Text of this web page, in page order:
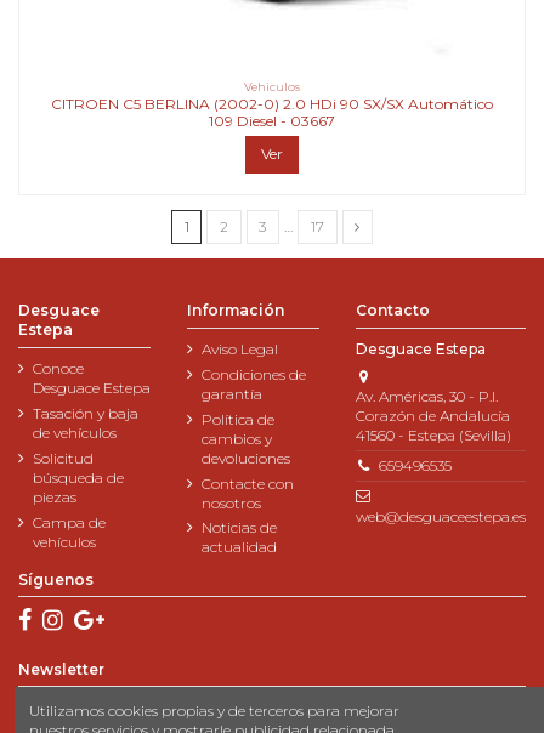
Vehiculos
CITROEN C5 BERLINA (2002-0) 2.0 HDi 90 SX/SX Automático
109 Diesel - 03667
Ver
1 2 3 17
Desguace
Estepa
Conoce
Desguace Estepa
Tasación y baja
de vehículos
Solicitud
búsqueda de
piezas
Campa de
vehículos
Información
Aviso Legal
Condiciones de
garantía
Política de
cambios y
devoluciones
Contacte con
nosotros
Noticias de
actualidad
Contacto
Desguace Estepa
Av. Américas, 30 - P.I.
Corazón de Andalucía
41560 - Estepa (Sevilla)
659496535
web@desguaceestepa.es
Síguenos
Newsletter
Utilizamos cookies propias y de terceros para mejorar